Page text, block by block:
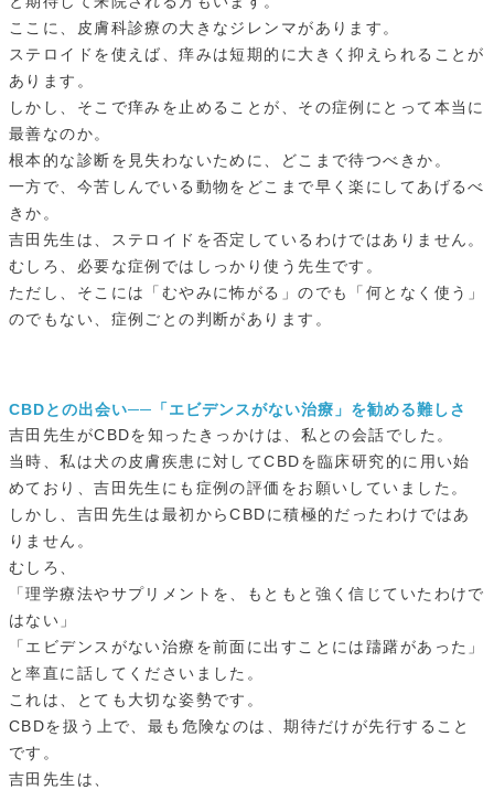
ここに、皮膚科診療の大きなジレンマがあります。
ステロイドを使えば、痒みは短期的に大きく抑えられることが
あります。
しかし、そこで痒みを止めることが、その症例にとって本当に
最善なのか。
根本的な診断を見失わないために、どこまで待つべきか。
一方で、今苦しんでいる動物をどこまで早く楽にしてあげるべ
きか。
吉田先生は、ステロイドを否定しているわけではありません。
むしろ、必要な症例ではしっかり使う先生です。
ただし、そこには「むやみに怖がる」のでも「何となく使う」
のでもない、症例ごとの判断があります。
CBDとの出会い──「エビデンスがない治療」を勧める難しさ
吉田先生がCBDを知ったきっかけは、私との会話でした。
当時、私は犬の皮膚疾患に対してCBDを臨床研究的に用い始
めており、吉田先生にも症例の評価をお願いしていました。
しかし、吉田先生は最初からCBDに積極的だったわけではあ
りません。
むしろ、
「理学療法やサプリメントを、もともと強く信じていたわけで
はない」
「エビデンスがない治療を前面に出すことには躊躇があった」
と率直に話してくださいました。
これは、とても大切な姿勢です。
CBDを扱う上で、最も危険なのは、期待だけが先行すること
です。
吉田先生は、